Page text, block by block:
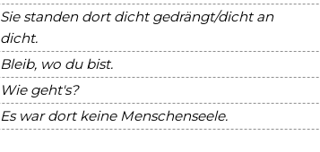
Sie standen dort dicht gedrängt/dicht an
dicht.
Bleib, wo du bist.
Wie geht's?
Es war dort keine Menschenseele.